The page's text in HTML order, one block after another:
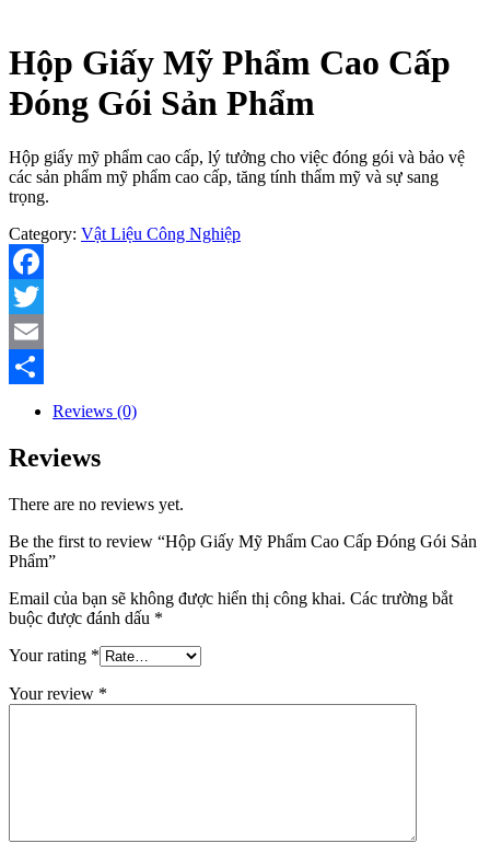
Hộp Giấy Mỹ Phẩm Cao Cấp
Đóng Gói Sản Phẩm
Hộp giấy mỹ phẩm cao cấp, lý tưởng cho việc đóng gói và bảo vệ
các sản phẩm mỹ phẩm cao cấp, tăng tính thẩm mỹ và sự sang
trọng.
Category: Vật Liệu Công Nghiệp
Facebook
Twitter
Email
Reviews (0)
Reviews
There are no reviews yet.
Be the first to review “Hộp Giấy Mỹ Phẩm Cao Cấp Đóng Gói Sản
Phẩm”
Email của bạn sẽ không được hiển thị công khai. Các trường bắt
buộc được đánh dấu *
Your rating *
Your review *